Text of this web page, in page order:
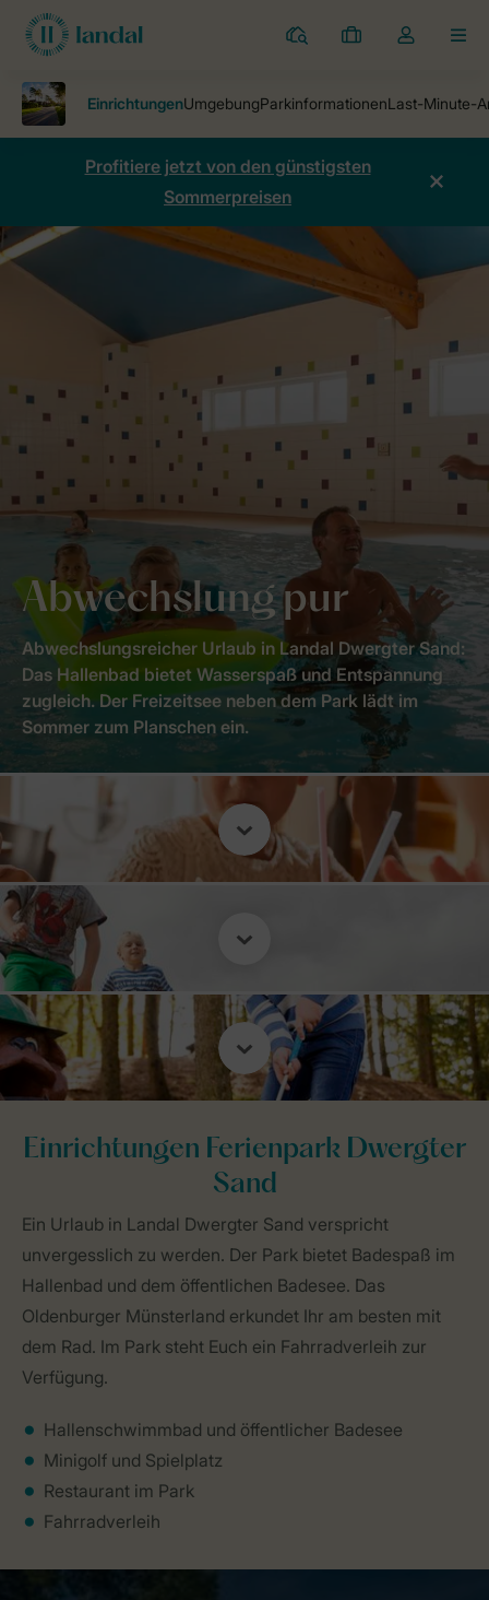
Ferienparks
Meine
Dropdown-
öffnen
Profitiere jetzt von den günstigsten
Sommerpreisen
Ferienpark Dwergter Sand Einrichtungen
Abwechslung pur
Abwechslungsreicher Urlaub in Landal Dwergter Sand:
Das Hallenbad bietet Wasserspaß und Entspannung
zugleich. Der Freizeitsee neben dem Park lädt im
Sommer zum Planschen ein.
Einrichtungen Ferienpark Dwergter
Sand
Ein Urlaub in Landal Dwergter Sand verspricht
unvergesslich zu werden. Der Park bietet Badespaß im
Hallenbad und dem öffentlichen Badesee. Das
Oldenburger Münsterland erkundet Ihr am besten mit
dem Rad. Im Park steht Euch ein Fahrradverleih zur
Verfügung.
Hallenschwimmbad und öffentlicher Badesee
Minigolf und Spielplatz
Restaurant im Park
Fahrradverleih